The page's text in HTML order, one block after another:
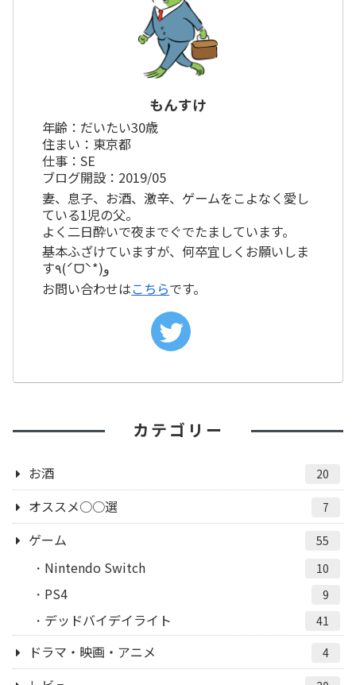
もんすけ
年齢：だいたい30歳
住まい：東京都
仕事：SE
ブログ開設：2019/05
妻、息子、お酒、激辛、ゲームをこよなく愛し
ている1児の父。
よく二日酔いで夜までぐでたましています。
基本ふざけていますが、何卒宜しくお願いしま
す٩(ˊᗜˋ*)و
お問い合わせはこちらです。
カテゴリー
お酒 20
オススメ○○選 7
ゲーム 55
Nintendo Switch 10
PS4 9
デッドバイデイライト 41
ドラマ・映画・アニメ 4